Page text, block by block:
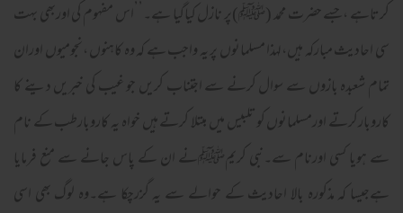
کرتاہے ،جسے حضرت محمد (ﷺ)پر نازل کیاگیا ہے۔’’اس مفہوم کی اوربھی بہت
سی احادیث مبارکہ ہیں،لہذا مسلمانوں پر یہ واجب ہے کہ وہ کاہنوں ،نجومیوں اوران
تمام شعبدہ بازوں سے سوال کرنے سے اجتناب کریں جو غیب کی خبریں دینے کا
کاروبارکرتے اورمسلمانوں کوتلبیس میں مبتلا کرتے ہیں خواہ یہ کاروبارطب کے نام
سے ہویا کسی اورنام سے۔نبی کریمﷺنے ان کے پاس جانے سے منع فرمایا
ہےجیسا کہ مذکورہ بالا احادیث کے حوالے سے یہ گزرچکا ہے۔وہ لوگ بھی اسی